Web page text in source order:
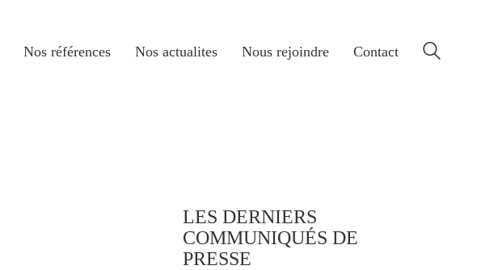
Nos références Nos actualites Nous rejoindre Contact
LES DERNIERS
COMMUNIQUÉS DE
PRESSE